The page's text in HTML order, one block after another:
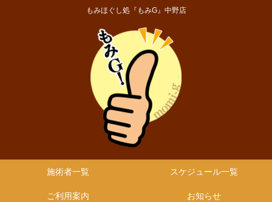
もみほぐし処『もみG』中野店
施術者一覧 スケジュール一覧
ご利用案内 お知らせ